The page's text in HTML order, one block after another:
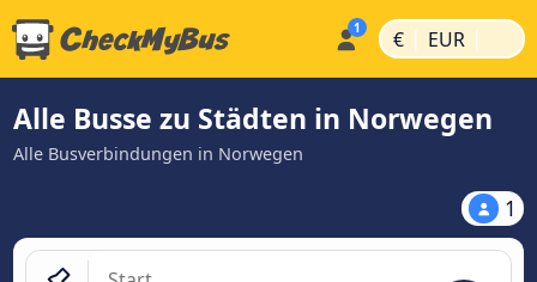
€ | EUR |
Alle Busse zu Städten in Norwegen
Alle Busverbindungen in Norwegen
1